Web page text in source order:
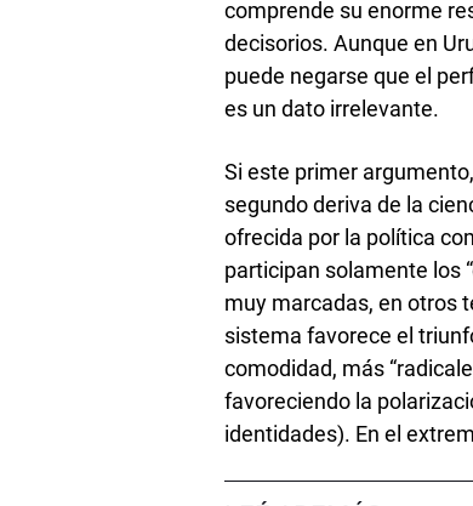
comprende su enorme
decisorios. Aunque en
puede negarse que el
es un dato irrelevante.
Si este primer
segundo deriva de la
ofrecida por la política
participan solamente los
muy marcadas, en otros
sistema favorece el
comodidad, más
favoreciendo la
identidades). En el